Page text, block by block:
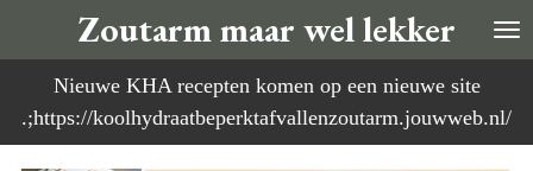
direct
naar
de
Zoutarm maar wel lekker
Nieuwe KHA recepten komen op een nieuwe site
.;https://koolhydraatbeperktafvallenzoutarm.jouwweb.nl/